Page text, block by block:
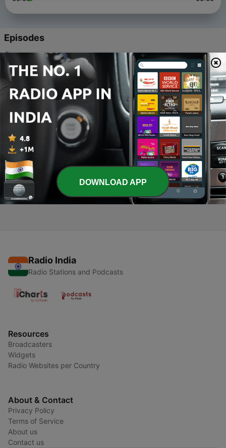
Episodes
4
Dampak Bagi Kesehatan Pria dan Wanita Jika Sering
Menggunakan Celana Ketat
10 Sep 2020
3 - Kebiasaan Orang Sukses Di Akhir Pekan
05 Sep 2020
2 -
Di negara mana saja yang memiliki konsep sekolah
yang unik?
28 Aug 2020
1 - Orang Miskin Wajib Sekolah, Agar Miskinya Tidak
Abadi
27 Aug 2020
Radio India
Radio Stations and Podcasts
Resources
Broadcasters
Widgets
Radio Websites per Country
About & Contact
Privacy Policy
Terms of Service
About us
Contact us
DOWNLOAD APP